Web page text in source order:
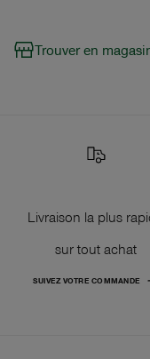
Trouver en
Livraison la plus
sur tout achat
SUIVEZ VOTRE COMMANDE